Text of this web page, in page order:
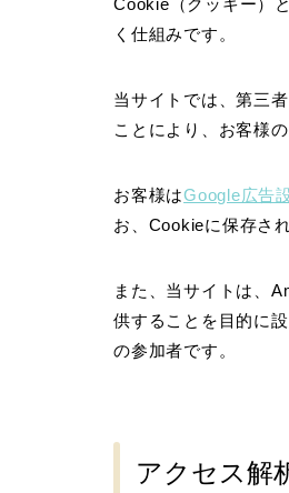
Cookie（クッキー）
く仕組みです。
当サイトでは、第三
ことにより、お客様
お客様はGoogle広告
お、Cookieに保存さ
また、当サイトは、
供することを目的に
の参加者です。
アクセス解